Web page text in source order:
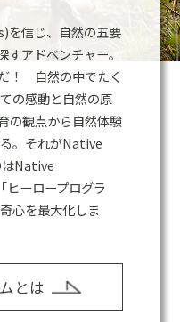
信じ、自然の五要
アドベンチャー。
！ 自然の中でたく
の感動と自然の原
の観点から自然体験
。それがNative
Native
ーロープログラ
心を最大化しま
とは